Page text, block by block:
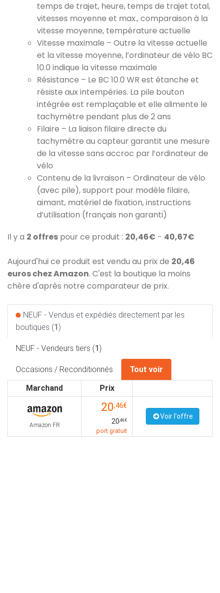
temps de trajet, heure, temps de trajet total,
vitesses moyenne et max., comparaison à la
vitesse moyenne, température actuelle
Vitesse maximale – Outre la vitesse actuelle
et la vitesse moyenne, l’ordinateur de vélo BC
10.0 indique la vitesse maximale
Résistance – Le BC 10.0 WR est étanche et
résiste aux intempéries. La pile bouton
intégrée est remplaçable et elle alimente le
tachymètre pendant plus de 2 ans
Filaire – La liaison filaire directe du
tachymètre au capteur garantit une mesure
de la vitesse sans accroc par l’ordinateur de
vélo
Contenu de la livraison – Ordinateur de vélo
(avec pile), support pour modèle filaire,
aimant, matériel de fixation, instructions
d’utilisation (français non garanti)
Il y a 2 offres pour ce produit : 20,46€ - 40,67€
Aujourd'hui ce produit est vendu au prix de 20,46
euros chez Amazon. C'est la boutique la moins
chère d'après notre comparateur de prix.
NEUF - Vendus et expédiés directement par les
boutiques (1)
NEUF - Vendeurs tiers (1)
Occasions / Reconditionnés
Tout voir
Marchand
Prix
Amazon FR
20,46€
20,46€
port gratuit
Voir l'offre